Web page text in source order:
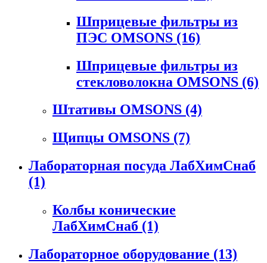
Шприцевые фильтры из
ПЭС OMSONS (16)
Шприцевые фильтры из
стекловолокна OMSONS (6)
Штативы OMSONS (4)
Щипцы OMSONS (7)
Лабораторная посуда ЛабХимСнаб
(1)
Колбы конические
ЛабХимСнаб (1)
Лабораторное оборудование (13)